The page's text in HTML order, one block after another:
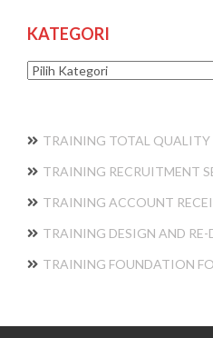
KATEGORI
Kategori
TRAINING TOTAL QUALITY
TRAINING RECRUITMENT
TRAINING ACCOUNT
TRAINING DESIGN AND RE-
TRAINING FOUNDATION